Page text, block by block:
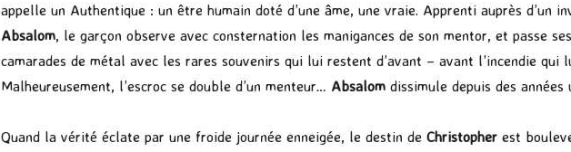
appelle un Authentique : un être humain doté d’une âme, une vraie. Apprenti auprès d’un
Absalom, le garçon observe avec consternation les manigances de son mentor, et passe
camarades de métal avec les rares souvenirs qui lui restent d’avant – avant l’incendie qui
Malheureusement, l’escroc se double d’un menteur… Absalom dissimule depuis des
Quand la vérité éclate par une froide journée enneigée, le destin de Christopher est